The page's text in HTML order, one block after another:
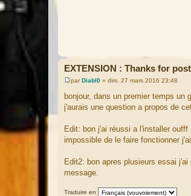
EXTENSION : Thanks for
M
s
s
e
parDiabl0 » dim. 27 mars 2016 23:48
bonjour, dans un premier temps un
j'aurais une question a propos de
Edit: bon j'ai réussi a l'installer
impossible de le faire fonctionner
Edit2: bon apres plusieurs essai
message.
Traduire en